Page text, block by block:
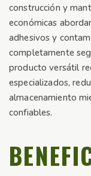
construcción y
económicas
adhesivos y
completamente
producto versátil
especializados,
almacenamiento
confiables.